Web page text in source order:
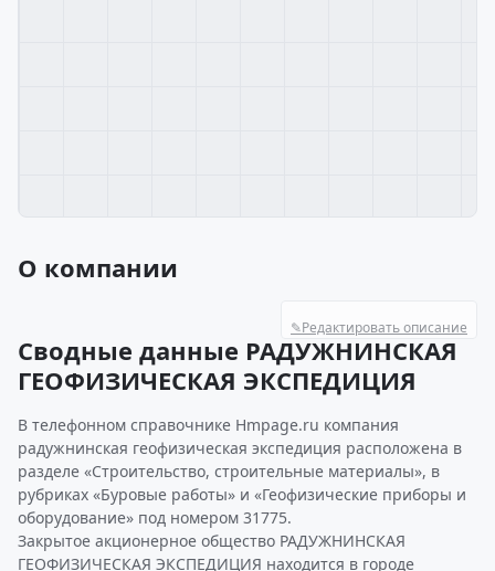
О компании
✎Редактировать описание
Сводные данные РАДУЖНИНСКАЯ
ГЕОФИЗИЧЕСКАЯ ЭКСПЕДИЦИЯ
В телефонном справочнике Hmpage.ru компания
радужнинская геофизическая экспедиция расположена в
разделе «Строительство, строительные материалы», в
рубриках «Буровые работы» и «Геофизические приборы и
оборудование» под номером 31775.
Закрытое акционерное общество РАДУЖНИНСКАЯ
ГЕОФИЗИЧЕСКАЯ ЭКСПЕДИЦИЯ находится в городе